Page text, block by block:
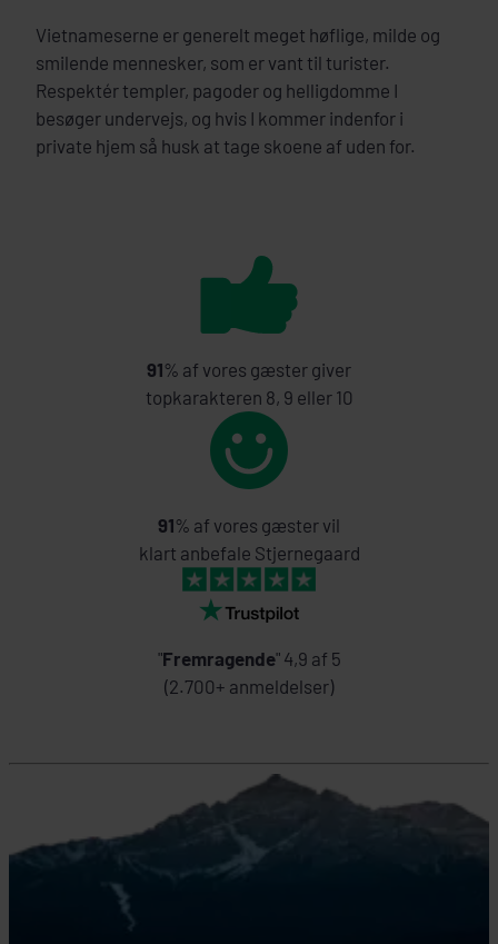
Vietnameserne er generelt meget høflige, milde og
smilende mennesker, som er vant til turister.
Respektér templer, pagoder og helligdomme I
besøger undervejs, og hvis I kommer indenfor i
private hjem så husk at tage skoene af uden for.
91% af vores gæster giver
topkarakteren 8, 9 eller 10
91% af vores gæster vil
klart anbefale Stjernegaard
"Fremragende" 4,9 af 5
(2.700+ anmeldelser)